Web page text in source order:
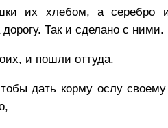
их хлебом, а серебро
Так и сделано с ними.
и пошли оттуда.
дать корму ослу